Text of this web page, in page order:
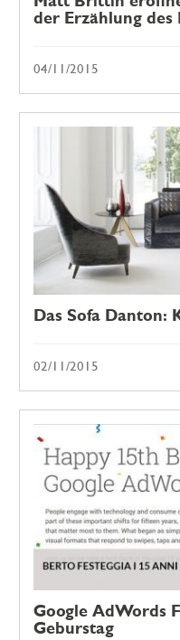
der Erzählung des
04/11/2015
Das Sofa Danton:
02/11/2015
Google AdWords
Geburstag